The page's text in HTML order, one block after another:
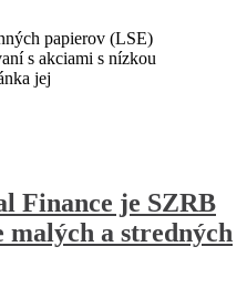
papierov (LSE)
s akciami s nízkou
jej
Finance je SZRB
malých a stredných